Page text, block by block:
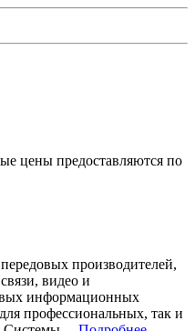
цены предоставляются по
производителей,
видео и
информационных
профессиональных, так и